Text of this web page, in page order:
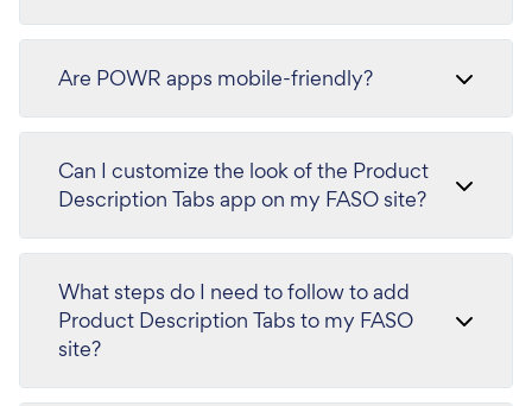
Are POWR apps mobile-friendly?
Can I customize the look of the Product
Description Tabs app on my FASO site?
What steps do I need to follow to add
Product Description Tabs to my FASO
site?